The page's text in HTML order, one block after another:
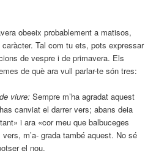
obeeix probablement a matisos,
Tal com tu ets, pots expressar
de vespre i de primavera. Els
de què ara vull parlar-te són tres:
viure:Sempre m’ha agradat aquest
canviat el darrer vers; abans deia
i ara «cor meu que balbuceges
m’a- grada també aquest. No sé
el nou.